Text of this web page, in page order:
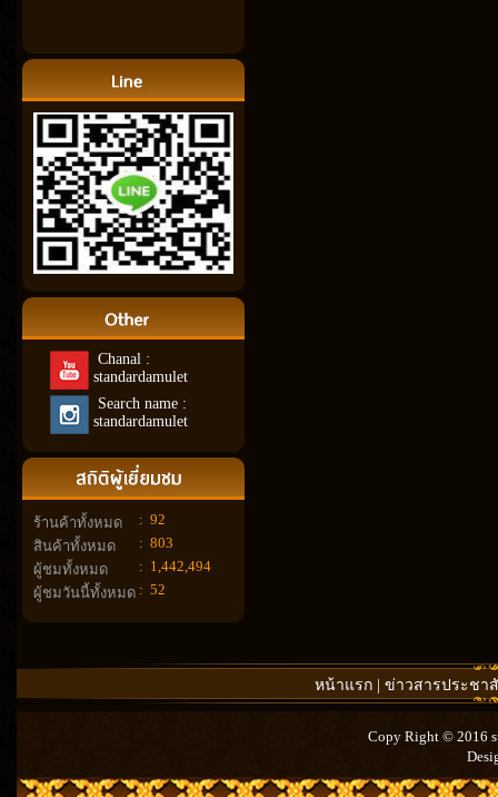
Chanal :
standardamulet
Search name :
standardamulet
ร้านค้าทั้งหมด : 92
สินค้าทั้งหมด
: 803
ผู้ชมทั้งหมด
: 1,442,494
ผู้ชมวันนี้ทั้งหมด : 52
หน้าแรก| ข่าวสารประชา
Copy Right © 2016